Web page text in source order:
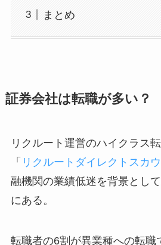
まとめ
証券会社は転職が多い？
リクルート運営のハイクラス
「 リクルートダイレクトスカ
融機関の業績低迷を背景とし
にある。
転職者の6割が異業種への転職